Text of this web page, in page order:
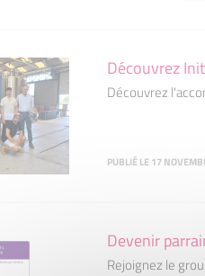
Découvrez
Découvrez
PUBLIÉ LE 17
Devenir
Rejoignez le